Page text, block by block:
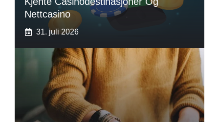
Nettcasino
31. juli 2026